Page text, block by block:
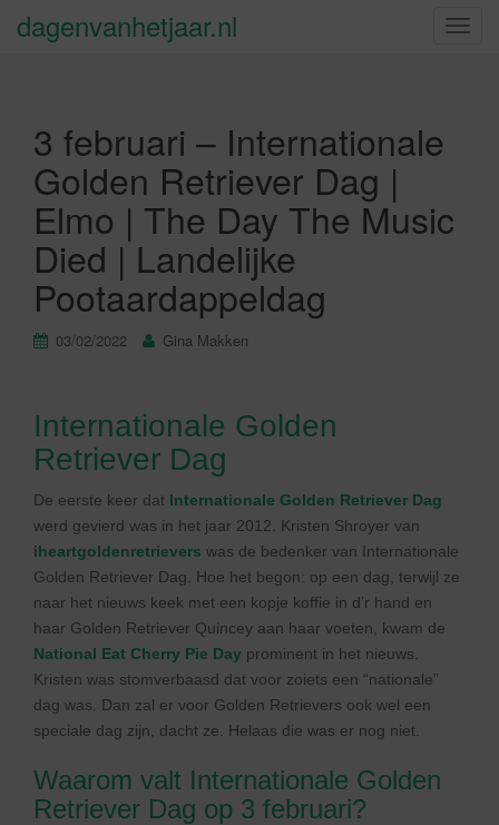
S
dagenvanhetjaar.nl
3 februari – Internationale
Golden Retriever Dag |
Elmo | The Day The Music
Died | Landelijke
Pootaardappeldag
03/02/2022 Gina Makken
Internationale Golden
Retriever Dag
De eerste keer dat Internationale Golden Retriever Dag
werd gevierd was in het jaar 2012. Kristen Shroyer van
iheartgoldenretrievers was de bedenker van Internationale
Golden Retriever Dag. Hoe het begon: op een dag, terwijl ze
naar het nieuws keek met een kopje koffie in d’r hand en
haar Golden Retriever Quincey aan haar voeten, kwam de
National Eat Cherry Pie Day prominent in het nieuws.
Kristen was stomverbaasd dat voor zoiets een “nationale”
dag was. Dan zal er voor Golden Retrievers ook wel een
speciale dag zijn, dacht ze. Helaas die was er nog niet.
Waarom valt Internationale Golden
Retriever Dag op 3 februari?